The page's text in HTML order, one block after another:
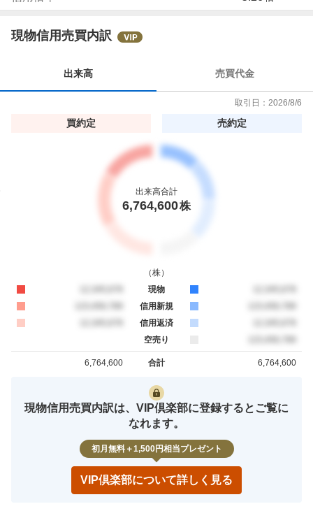
現物信用売買内訳
出来高 売買代金
取引日： 2026/8/6
買約定 売約定
出来高合計
6,764,600株
（株）
現物
信用新規
信用返済
空売り
合計
6,764,600 6,764,600
現物信用売買内訳は、VIP倶楽部に登録するとご覧に
なれます。
初月無料＋1,500円相当プレゼント
VIP倶楽部について詳しく見る